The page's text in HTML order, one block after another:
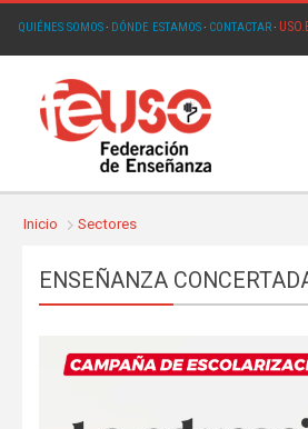
QUIÉNES SOMOS· DÓNDE ESTAMOS· CONTACTAR·
Inicio Sectores
ENSEÑANZA